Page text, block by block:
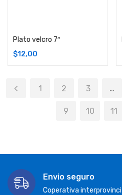
Plato velcro 7″
$12,00
1 2 3 …
9 10 11
Envio seguro
Coperativa